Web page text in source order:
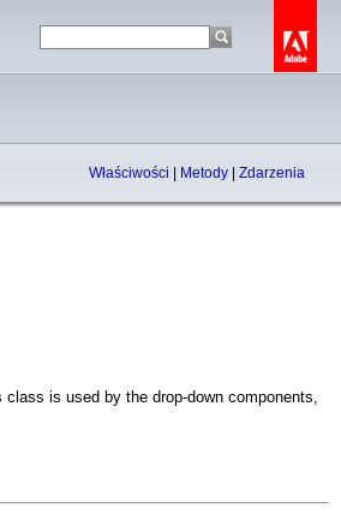
Właściwości Metody Zdarzenia
is used by the drop-down components,